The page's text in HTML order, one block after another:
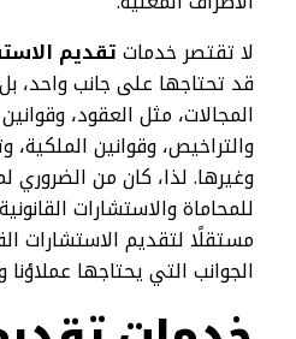
لا تقتصر خدماتتقديم
قد تحتاجها على جانب واحد،
المجالات، مثل العقود،
والتراخيص، وقوانين
وغيرها. لذا، كان من الضروري
للمحاماة والاستشارات
مستقلًا لتقديم الاستشارات
الجوانب التي يحتاجها عملاؤنا